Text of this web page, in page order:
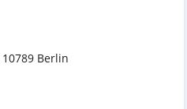
10789 Berlin